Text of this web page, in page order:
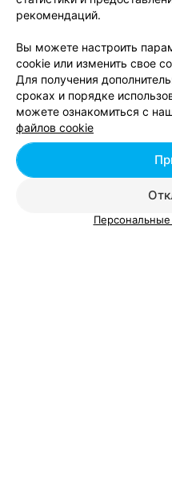
Абонемент на 8
месяц по немецкому языку
рекомендаций.
Вы можете настроить
cookie или изменить свое
Для получения
сроках и порядке
можете ознакомиться с
файлов cookie